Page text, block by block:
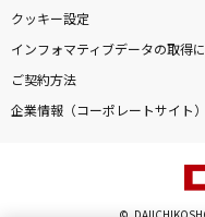
クッキー設定
インフォマティブデータの取得
ご契約方法
企業情報（コーポレートサイト）
©